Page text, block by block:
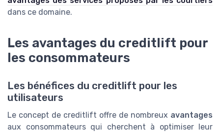
dans ce domaine.
Les avantages du creditlift pour
les consommateurs
Les bénéfices du creditlift pour les
utilisateurs
Le concept de creditlift offre de nombreux avantages
aux consommateurs qui cherchent à optimiser leur